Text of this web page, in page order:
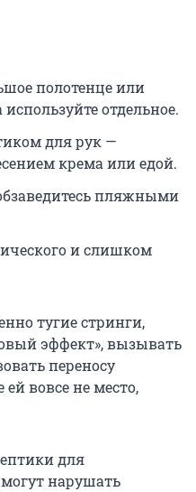
полотенце или
отдельное.
для рук —
крема или едой.
пляжными
и слишком
тугие стринги,
эффект», вызывать
переносу
вовсе не место,
для
нарушать